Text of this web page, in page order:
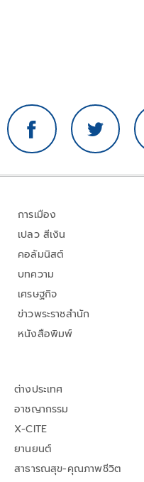
การเมือง
เปลว สีเงิน
คอลัมนิสต์
บทความ
เศรษฐกิจ
ข่าวพระราชสำนัก
หนังสือพิมพ์
ต่างประเทศ
อาชญากรรม
X-CITE
ยานยนต์
สาธารณสุข-คุณภาพชีวิต